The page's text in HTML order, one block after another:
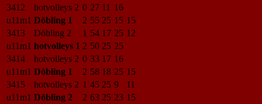
3412
hotvolleys 2 0 27 11 16
u11m1 Döbling 1 2 55 25 15 15
3413
Döbling 2 1 54 17 25 12
u11m1 hotvolleys 1 2 50 25 25
3414
hotvolleys 2 0 33 17 16
u11m1 Döbling 1 2 58 18 25 15
3415
hotvolleys 2 1 45 25 9
11
u11m1 Döbling 2 2 63 25 23 15